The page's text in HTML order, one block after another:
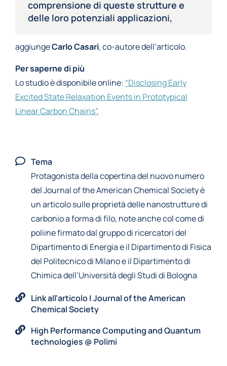
comprensione di queste strutture e
delle loro potenziali applicazioni,
aggiungeCarlo Casari, co-autore dell’articolo.
Per saperne di più
Lo studio è disponibile online: “Disclosing Early
Excited State Relaxation Events in Prototypical
Linear Carbon Chains”.
Tema
Protagonista della copertina del nuovo numero
del Journal of the American Chemical Society è
un articolo sulle proprietà delle nanostrutture di
carbonio a forma di filo, note anche col come di
poliine firmato dal gruppo di ricercatori del
Dipartimento di Energia e il Dipartimento di Fisica
del Politecnico di Milano e il Dipartimento di
Chimica dell’Università degli Studi di Bologna
Link all'articolo | Journal of the American
Chemical Society
High Performance Computing and Quantum
technologies @ Polimi